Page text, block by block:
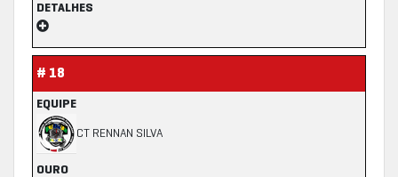
DETALHES
# 18
EQUIPE
CT RENNAN SILVA
OURO